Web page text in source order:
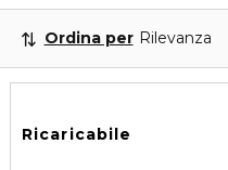
Ordina per Rilevanza
Ricaricabile